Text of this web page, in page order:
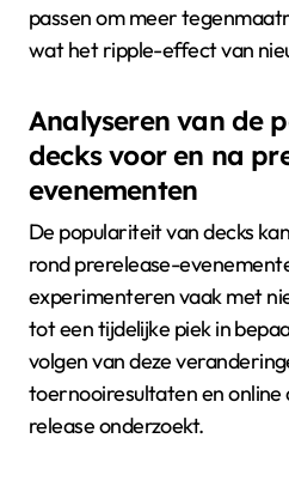
passen om meer
wat het ripple-effect van
Analyseren van de
decks voor en na
evenementen
De populariteit van decks
rond prerelease-
experimenteren vaak met
tot een tijdelijke piek in
volgen van deze
toernooiresultaten en online
release onderzoekt.